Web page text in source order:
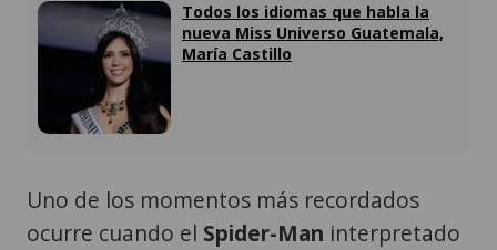
Todos los idiomas que habla la
nueva Miss Universo Guatemala,
María Castillo
Uno de los momentos más recordados
ocurre cuando el Spider-Man interpretado